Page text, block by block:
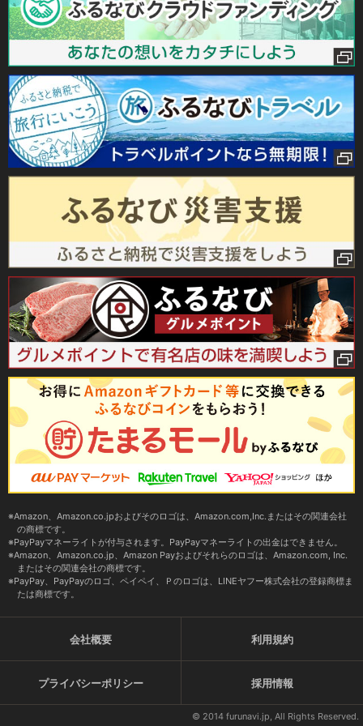
Amazon、Amazon.co.jpおよびそのロゴは、Amazon.com,Inc.またはその関連会社
の商標です。
PayPayマネーライトが付与されます。PayPayマネーライトの出金はできません。
Amazon、Amazon.co.jp、Amazon Payおよびそれらのロゴは、Amazon.com, Inc.
またはその関連会社の商標です。
PayPay、PayPayのロゴ、ペイペイ、Ｐのロゴは、LINEヤフー株式会社の登録商標ま
たは商標です。
会社概要 利用規約
プライバシーポリシー 採用情報
© 2014 furunavi.jp, All Rights Reserved.